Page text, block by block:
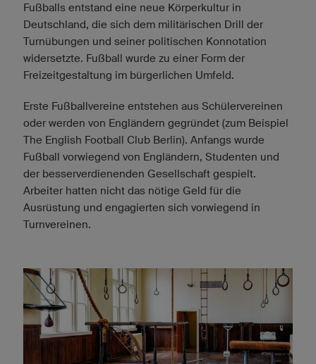
Fußballs entstand eine neue Körperkultur in
Deutschland, die sich dem militärischen Drill der
Turnübungen und seiner politischen Konnotation
widersetzte. Fußball wurde zu einer Form der
Freizeitgestaltung im bürgerlichen Umfeld.
Erste Fußballvereine entstehen aus Schülervereinen
oder werden von Engländern gegründet (zum Beispiel
The English Football Club Berlin). Anfangs wurde
Fußball vorwiegend von Engländern, Studenten und
der besserverdienenden Gesellschaft gespielt.
Arbeiter hatten nicht das nötige Geld für die
Ausrüstung und engagierten sich vorwiegend in
Turnvereinen.